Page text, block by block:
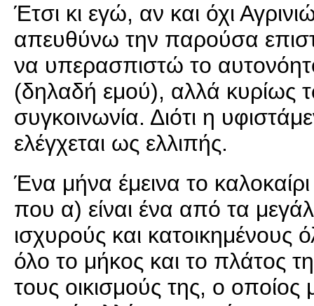
Έτσι κι εγώ, αν και όχι
απευθύνω την παρούσα
να υπερασπιστώ το
(δηλαδή εμού), αλλά κυρίως
συγκοινωνία. Διότι η
ελέγχεται ως ελλιπής.
Ένα μήνα έμεινα το
που α) είναι ένα από τα
ισχυρούς και κατοικημένους
όλο το μήκος και το πλάτος
τους οικισμούς της, ο οποίος